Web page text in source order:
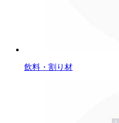
飲料・割り材